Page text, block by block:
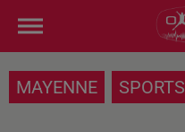
MAYENNE SPORTS